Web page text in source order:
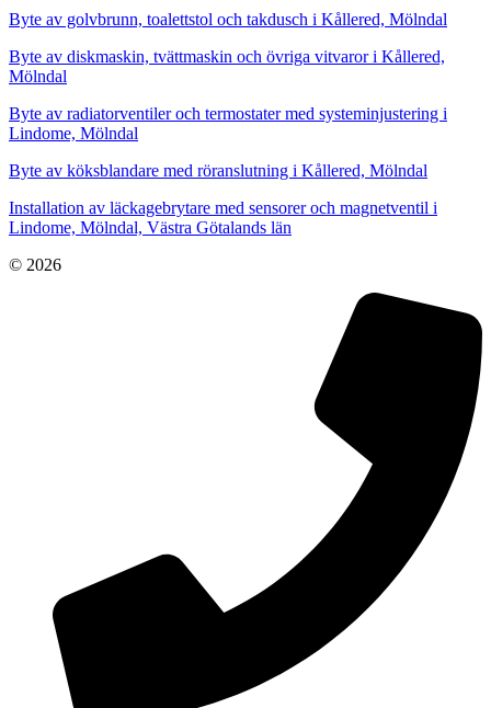
Byte av golvbrunn, toalettstol och takdusch i Kållered, Mölndal
Byte av diskmaskin, tvättmaskin och övriga vitvaror i Kållered,
Mölndal
Byte av radiatorventiler och termostater med systeminjustering i
Lindome, Mölndal
Byte av köksblandare med röranslutning i Kållered, Mölndal
Installation av läckagebrytare med sensorer och magnetventil i
Lindome, Mölndal, Västra Götalands län
© 2026